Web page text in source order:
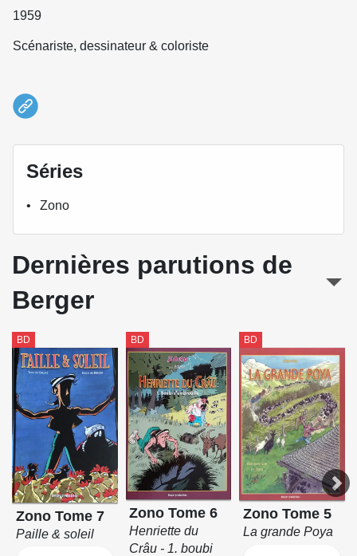
1959
Scénariste, dessinateur & coloriste
Séries
Zono
Dernières parutions de
Berger
BD
Zono Tome 7
Paille & soleil
BD
Zono Tome 6
Henriette du
Crâu - 1. boubi
BD
Zono Tome 5
La grande Poya